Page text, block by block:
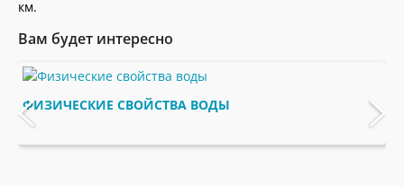
км.
Вам будет интересно
ФИЗИЧЕСКИЕ СВОЙСТВА ВОДЫ
‹ ›